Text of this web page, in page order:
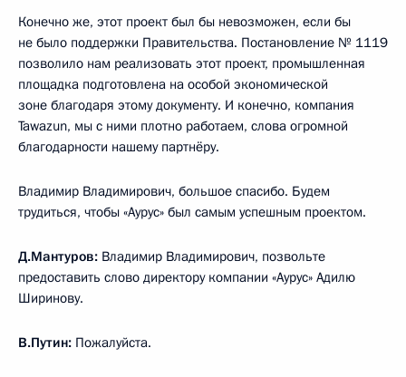
Конечно же, этот проект был бы невозможен, если бы
не было поддержки Правительства. Постановление № 1119
позволило нам реализовать этот проект, промышленная
площадка подготовлена на особой экономической
зоне благодаря этому документу. И конечно, компания
Tawazun, мы с ними плотно работаем, слова огромной
благодарности нашему партнёру.
Владимир Владимирович, большое спасибо. Будем
трудиться, чтобы «Аурус» был самым успешным проектом.
Д.Мантуров: Владимир Владимирович, позвольте
предоставить слово директору компании «Аурус» Адилю
Ширинову.
В.Путин: Пожалуйста.